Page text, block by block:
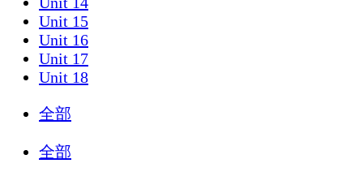
Unit 15
Unit 16
Unit 17
Unit 18
全部
全部